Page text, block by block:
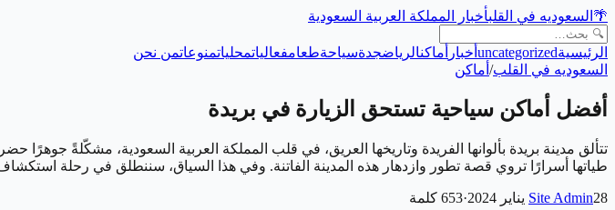
🌴 السعوديه في القلبأخبار المملكة العربية السعودية
الرئيسيةuncategorized أخبار أماكنالرياضجدةسياحةطعامفعالياتمحلياتمنوعاتمن نحن
السعوديه في القلب/ أماكن
أفضل أماكن سياحية تستحق الزيارة في بريدة
تتألق مدينة بريدة بألوانها الفريدة وتاريخها العريق، في قلب المملكة العربية السعودية، مشكّلةً
طياتها أسرارًا تروي قصة تطور وازدهار هذه المدينة الفاتنة. وفي هذا السياق، سننطلق في رحلة
Site Admin28 يناير 2024 ·
653 كلمة